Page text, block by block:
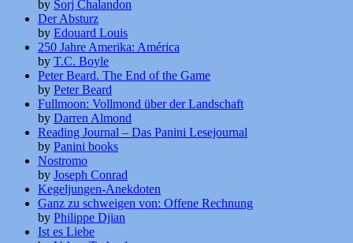
by Sorj Chalandon
Der Absturz
by Edouard Louis
250 Jahre Amerika: América
by T.C. Boyle
Peter Beard. The End of the Game
by Peter Beard
Fullmoon: Vollmond über der Landschaft
by Darren Almond
Reading Journal – Das Panini Lesejournal
by Panini books
Nostromo
by Joseph Conrad
Kegeljungen-Anekdoten
Ganz zu schweigen von: Offene Rechnung
by Philippe Djian
Ist es Liebe